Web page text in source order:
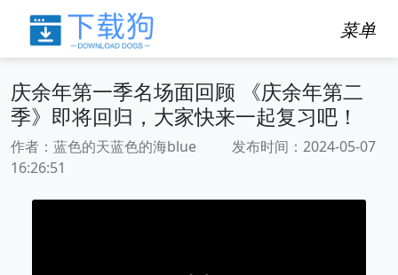
菜单
庆余年第一季名场面回顾 《庆余年第二
季》即将回归，大家快来一起复习吧！
作者：蓝色的天蓝色的海blue 发布时间：2024-05-07
16:26:51